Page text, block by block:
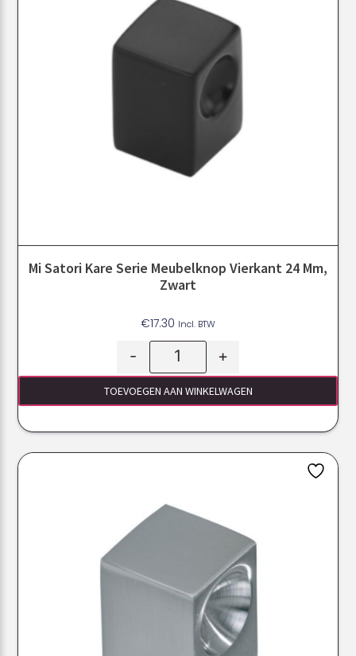
Mi Satori Kare Serie Meubelknop Vierkant 24 Mm,
Zwart
€17.30 Incl. BTW
- +
TOEVOEGEN AAN WINKELWAGEN